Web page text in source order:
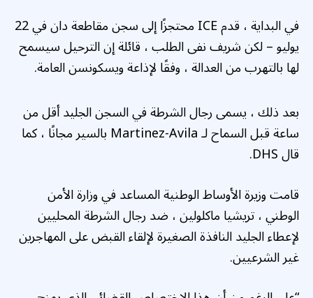
في البداية ، قدم ICE محتجزًا إلى سجن مقاطعة دان في 22
يوليو – لكن شريف نفى الطلب ، قائلة إن الترحيل سيسمح
لها بالتهرب من العدالة ، وفقًا لإذاعة ويسكونسن العامة.
بعد ذلك ، يسمى رجال الشرطة في السجن الجليد أقل من
ساعة قبل السماح لـ Martinez-Avila بالسير مجانًا ، كما
قال DHS.
قامت وزيرة الأوساط الوطنية المساعد في وزارة الأمن
الوطني ، تريشيا ماكلولين ، ضد رجال الشرطة المحليين
لإعطاء الجليد النافذة الصغيرة لإلقاء القبض على المهاجرين
غير الشرعيين.